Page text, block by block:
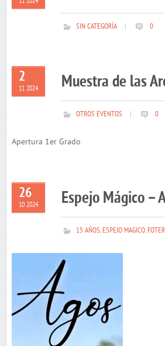
SIN CATEGORÍA 0
2
11 2024 Muestra de las
OTROS EVENTOS 0
Apertura 1er Grado
26
10 2024 Espejo Mágico –
15 AÑOS,ESPEJO MAGICO,